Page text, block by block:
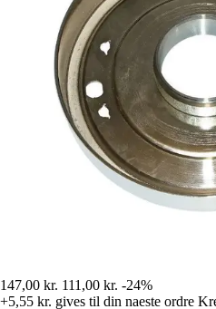
147,00 kr. 111,00 kr. -24%
+5,55 kr. gives til din naeste ordre